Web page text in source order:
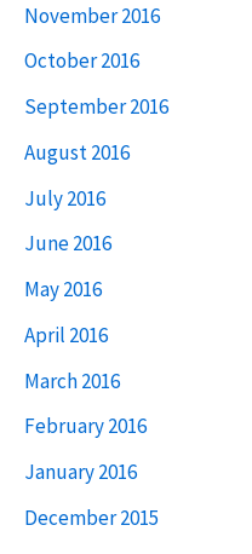
November 2016
October 2016
September 2016
August 2016
July 2016
June 2016
May 2016
April 2016
March 2016
February 2016
January 2016
December 2015